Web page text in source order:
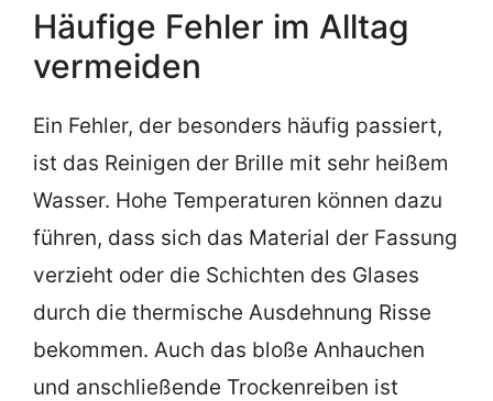
Häufige Fehler im Alltag
vermeiden
Ein Fehler, der besonders häufig passiert,
ist das Reinigen der Brille mit sehr heißem
Wasser. Hohe Temperaturen können dazu
führen, dass sich das Material der Fassung
verzieht oder die Schichten des Glases
durch die thermische Ausdehnung Risse
bekommen. Auch das bloße Anhauchen
und anschließende Trockenreiben ist